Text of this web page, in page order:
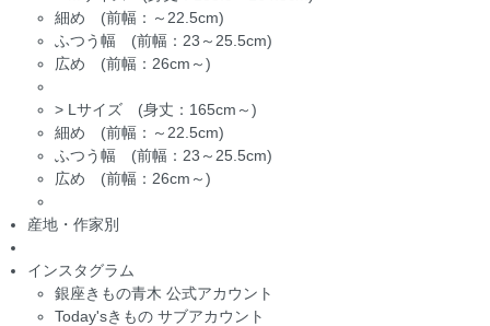
細め (前幅：～22.5cm)
ふつう幅 (前幅：23～25.5cm)
広め (前幅：26cm～)
> Lサイズ (身丈：165cm～)
細め (前幅：～22.5cm)
ふつう幅 (前幅：23～25.5cm)
広め (前幅：26cm～)
産地・作家別
インスタグラム
銀座きもの青木 公式アカウント
Today'sきもの サブアカウント